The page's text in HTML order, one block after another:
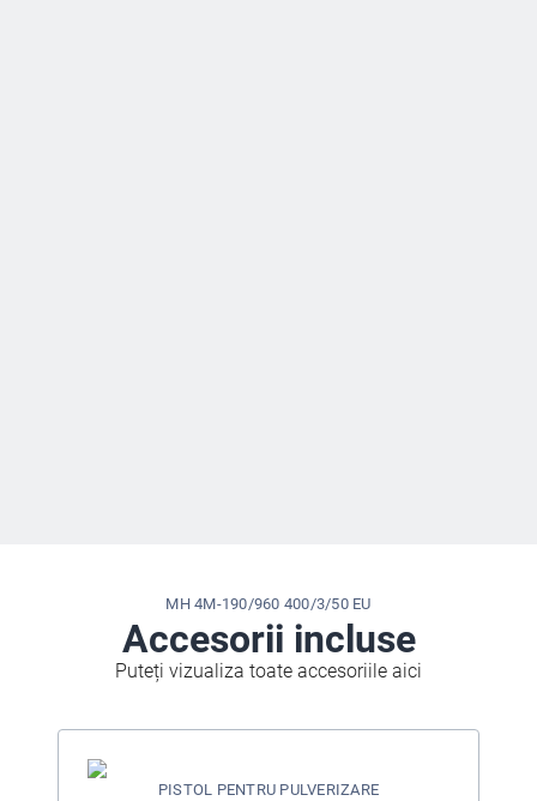
MH 4M-190/960 400/3/50 EU
Accesorii incluse
Puteți vizualiza toate accesoriile aici
PISTOL PENTRU PULVERIZARE